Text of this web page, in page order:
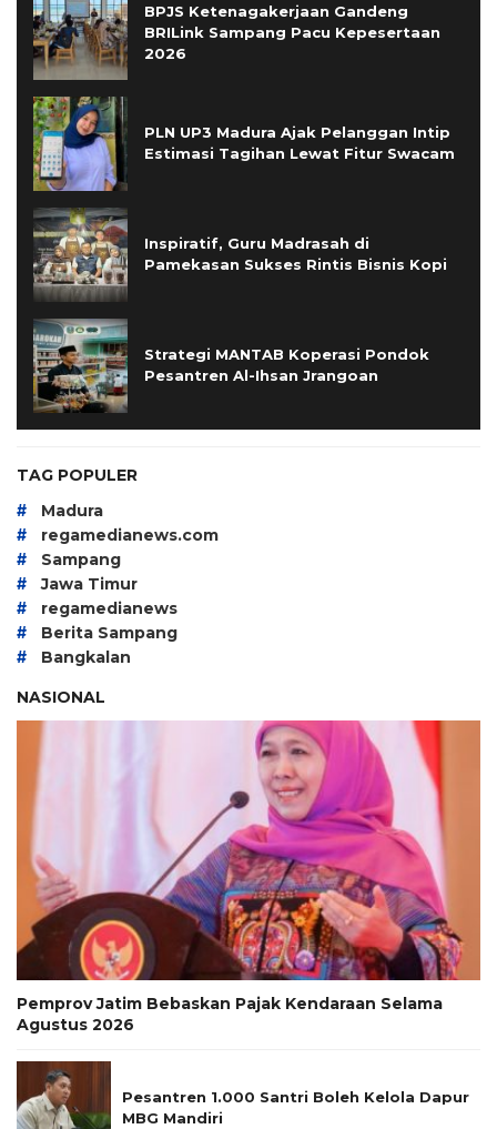
BPJS Ketenagakerjaan Gandeng
BRILink Sampang Pacu Kepesertaan
2026
PLN UP3 Madura Ajak Pelanggan Intip
Estimasi Tagihan Lewat Fitur Swacam
Inspiratif, Guru Madrasah di
Pamekasan Sukses Rintis Bisnis Kopi
Strategi MANTAB Koperasi Pondok
Pesantren Al-Ihsan Jrangoan
TAG POPULER
# Madura
# regamedianews.com
# Sampang
# Jawa Timur
# regamedianews
# Berita Sampang
#
Bangkalan
NASIONAL
Pemprov Jatim Bebaskan Pajak Kendaraan Selama
Agustus 2026
Pesantren 1.000 Santri Boleh Kelola Dapur
MBG Mandiri